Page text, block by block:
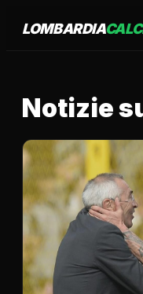
LOMBARDIA
Notizie